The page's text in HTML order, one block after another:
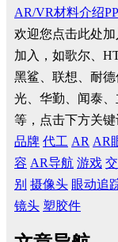
AR/VR材料介绍
欢迎您点击此处加
加入，如歌尔、
黑鲨、联想、耐
光、华勤、闻泰
等，点击下方关
品牌 代工 AR AR
容 AR导航 游戏
别 摄像头 眼动追
镜头 塑胶件